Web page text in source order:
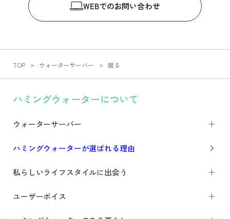
WEBでのお問い合わせ
TOP ウォーターサーバー 腐る
ハミングウォーターについて
ウォーターサーバー
ハミングウォーターが選ばれる理由
私らしいライフスタイルに出会う
ユーザーボイス